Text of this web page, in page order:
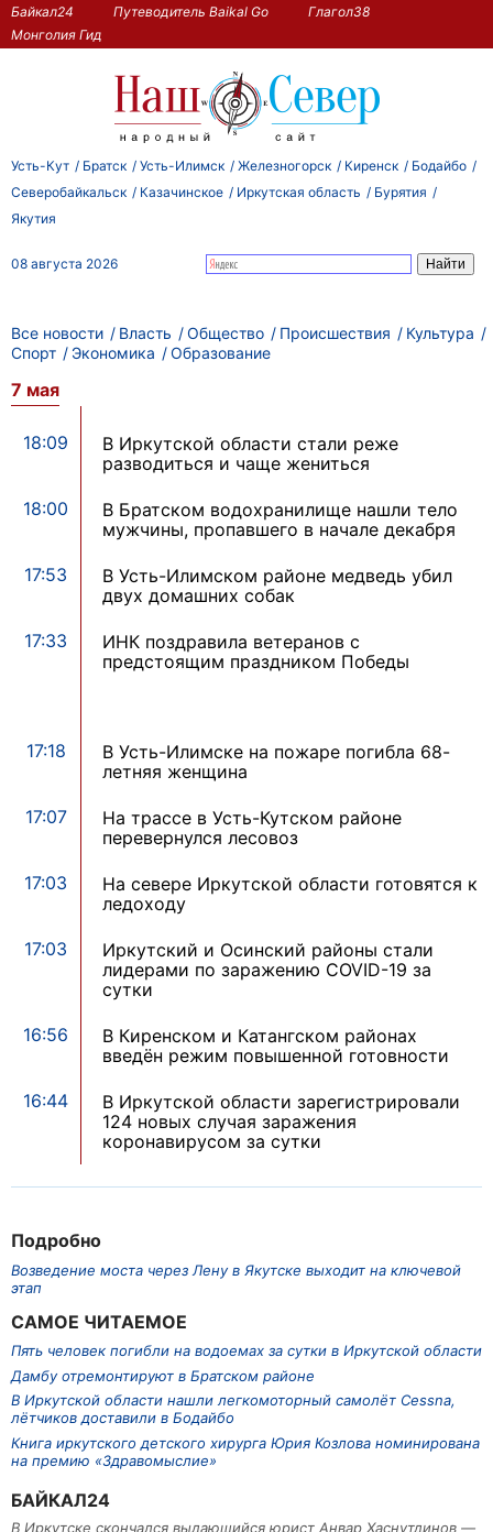
Байкал24 Путеводитель Baikal Go
Глагол38
Монголия Гид
Усть-Кут Братск Усть-Илимск Железногорск Киренск
Бодайбо
Северобайкальск
Казачинское Иркутская область
Бурятия
Якутия
08 августа 2026
Подробно
Возведение моста через Лену в Якутске выходит на ключевой
этап
САМОЕ ЧИТАЕМОЕ
Пять человек погибли на водоемах за сутки в Иркутской области
Дамбу отремонтируют в Братском районе
В Иркутской области нашли легкомоторный самолёт Cessna,
лётчиков доставили в Бодайбо
Книга иркутского детского хирурга Юрия Козлова номинирована
на премию «Здравомыслие»
БАЙКАЛ24
В Иркутске скончался выдающийся юрист Анвар Хаснутдинов —
Все новости Власть Общество Происшествия
Культура
Спорт
Экономика Образование
7 мая
18:09
В Иркутской области стали реже
разводиться и чаще жениться
18:00
В Братском водохранилище нашли тело
мужчины, пропавшего в начале декабря
17:53
В Усть-Илимском районе медведь убил
двух домашних собак
17:33
ИНК поздравила ветеранов с
предстоящим праздником Победы
17:18
В Усть-Илимске на пожаре погибла 68-
летняя женщина
17:07
На трассе в Усть-Кутском районе
перевернулся лесовоз
17:03
На севере Иркутской области готовятся к
ледоходу
17:03
Иркутский и Осинский районы стали
лидерами по заражению COVID-19 за
сутки
16:56
В Киренском и Катангском районах
введён режим повышенной готовности
16:44
В Иркутской области зарегистрировали
124 новых случая заражения
коронавирусом за сутки